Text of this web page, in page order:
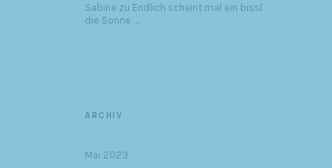
Sabine zu Endlich scheint mal ein bissl
die Sonne …
ARCHIV
Mai 2023